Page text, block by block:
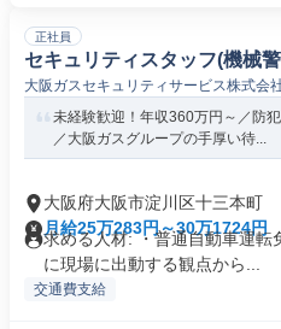
正社員
セキュリティスタッフ(機械
大阪ガスセキュリティサービス株式会
未経験歓迎！年収360万円～／防
／大阪ガスグループの手厚い待...
大阪府大阪市淀川区十三本町
月給25万283円～30万1724円
求める人材: ・普通自動車運
に現場に出動する観点から...
交通費支給